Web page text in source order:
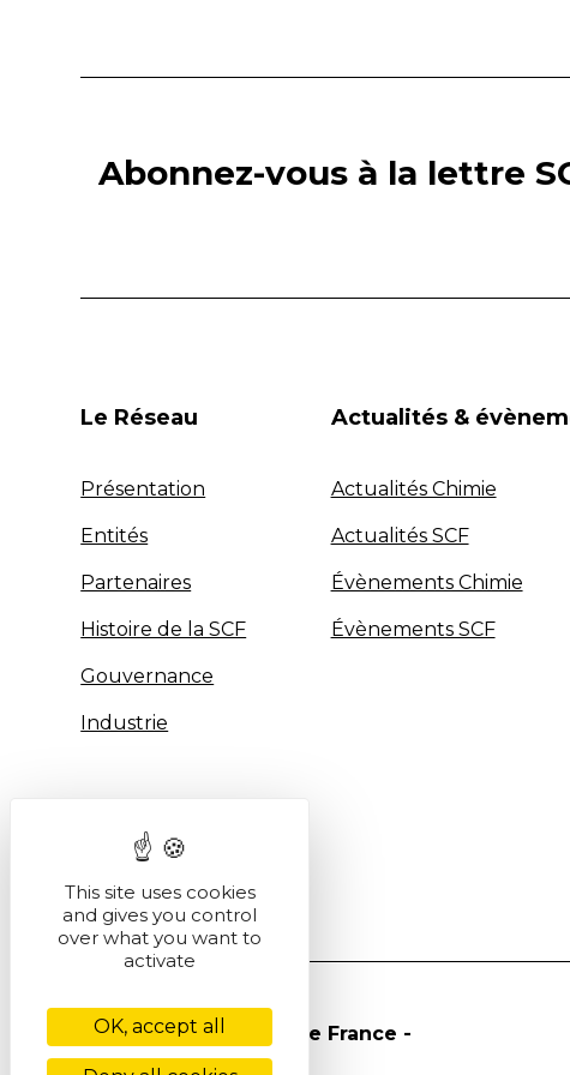
Abonnez-vous à la lettre
Le Réseau
Présentation
Entités
Partenaires
Histoire de la SCF
Gouvernance
Industrie
Actualités &
Actualités Chimie
Actualités SCF
Évènements Chimie
Évènements SCF
© Société Chimique de France -
This site uses cookies
and gives you control
over what you want to
activate
OK, accept all